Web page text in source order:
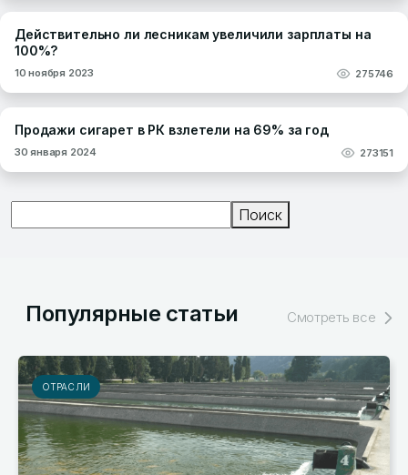
Действительно ли лесникам увеличили зарплаты на
100%?
10 ноября 2023 275746
Продажи сигарет в РК взлетели на 69% за год
30 января 2024 273151
Поиск
Популярные статьи Смотреть все
ОТРАСЛИ